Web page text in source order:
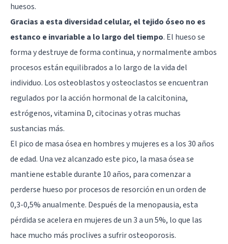
huesos.
Gracias a esta diversidad celular, el tejido óseo no es
estanco e invariable a lo largo del tiempo. El hueso se
forma y destruye de forma continua, y normalmente ambos
procesos están equilibrados a lo largo de la vida del
individuo. Los osteoblastos y osteoclastos se encuentran
regulados por la acción hormonal de la calcitonina,
estrógenos, vitamina D, citocinas y otras muchas
sustancias más.
El pico de masa ósea en hombres y mujeres es a los 30 años
de edad. Una vez alcanzado este pico, la masa ósea se
mantiene estable durante 10 años, para comenzar a
perderse hueso por procesos de resorción en un orden de
0,3-0,5% anualmente. Después de la menopausia, esta
pérdida se acelera en mujeres de un 3 a un 5%, lo que las
hace mucho más proclives a sufrir osteoporosis.